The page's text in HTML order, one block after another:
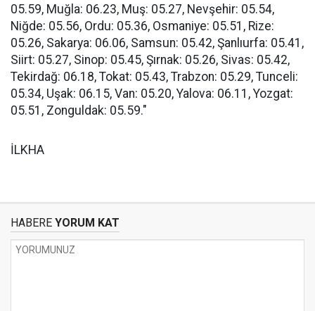
05.59, Muğla: 06.23, Muş: 05.27, Nevşehir: 05.54,
Niğde: 05.56, Ordu: 05.36, Osmaniye: 05.51, Rize:
05.26, Sakarya: 06.06, Samsun: 05.42, Şanlıurfa: 05.41,
Siirt: 05.27, Sinop: 05.45, Şırnak: 05.26, Sivas: 05.42,
Tekirdağ: 06.18, Tokat: 05.43, Trabzon: 05.29, Tunceli:
05.34, Uşak: 06.15, Van: 05.20, Yalova: 06.11, Yozgat:
05.51, Zonguldak: 05.59."
İLKHA
HABERE YORUM KAT